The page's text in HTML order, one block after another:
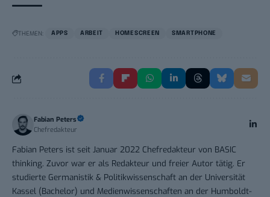
THEMEN: APPS ARBEIT HOMESCREEN SMARTPHONE
Fabian Peters
Chefredakteur
Fabian Peters ist seit Januar 2022 Chefredakteur von BASIC
thinking. Zuvor war er als Redakteur und freier Autor tätig. Er
studierte Germanistik & Politikwissenschaft an der Universität
Kassel (Bachelor) und Medienwissenschaften an der Humboldt-